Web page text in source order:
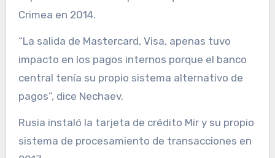
Crimea en 2014.
“La salida de Mastercard, Visa, apenas tuvo
impacto en los pagos internos porque el banco
central tenía su propio sistema alternativo de
pagos”, dice Nechaev.
Rusia instaló la tarjeta de crédito Mir y su propio
sistema de procesamiento de transacciones en